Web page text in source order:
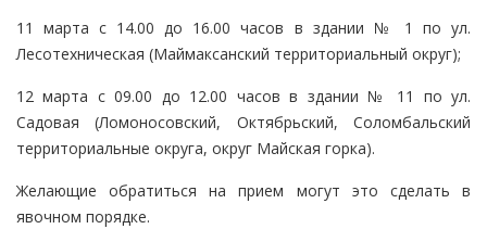
11 марта с 14.00 до 16.00 часов в здании № 1 по ул.
Лесотехническая (Маймаксанский территориальный округ);
12 марта с 09.00 до 12.00 часов в здании № 11 по ул.
Садовая (Ломоносовский, Октябрьский, Соломбальский
территориальные округа, округ Майская горка).
Желающие обратиться на прием могут это сделать в
явочном порядке.